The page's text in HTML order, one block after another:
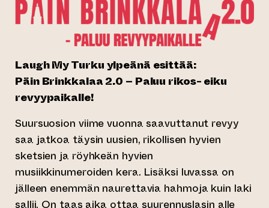
Laugh My Turku ylpeänä esittää:
Päin Brinkkalaa 2.0 – Paluu rikos- eiku
revyypaikalle!
Suursuosion viime vuonna saavuttanut revyy
saa jatkoa täysin uusien, rikollisen hyvien
sketsien ja röyhkeän hyvien
musiikkinumeroiden kera. Lisäksi luvassa on
jälleen enemmän naurettavia hahmoja kuin laki
sallii. On taas aika ottaa suurennuslasin alle